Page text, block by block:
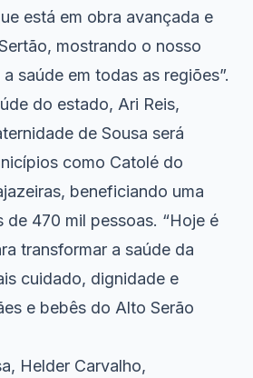
está em obra avançada e
mostrando o nosso
saúde em todas as regiões”.
do estado, Ari Reis,
de Sousa será
como Catolé do
beneficiando uma
de 470 mil pessoas. “Hoje é
transformar a saúde da
cuidado, dignidade e
e bebês do Alto Serão
Helder Carvalho,